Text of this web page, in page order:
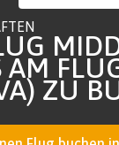
AM
ZU